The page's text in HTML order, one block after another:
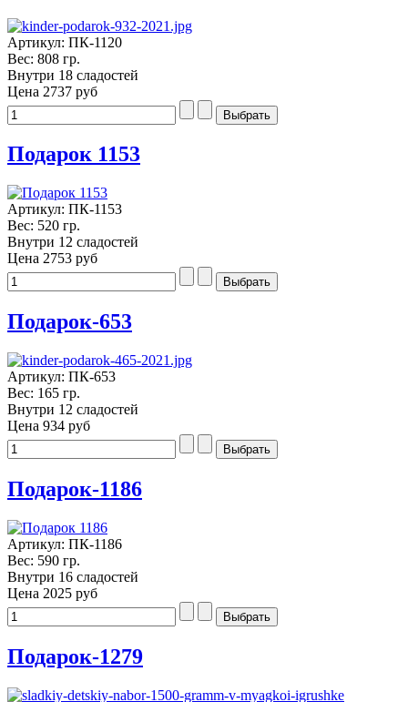
Артикул: ПК-1120
Вес: 808 гр.
Внутри 18 сладостей
Цена 2737 руб
Подарок 1153
Артикул: ПК-1153
Вес: 520 гр.
Внутри 12 сладостей
Цена 2753 руб
Подарок-653
Артикул: ПК-653
Вес: 165 гр.
Внутри 12 сладостей
Цена 934 руб
Подарок-1186
Артикул: ПК-1186
Вес: 590 гр.
Внутри 16 сладостей
Цена 2025 руб
Подарок-1279